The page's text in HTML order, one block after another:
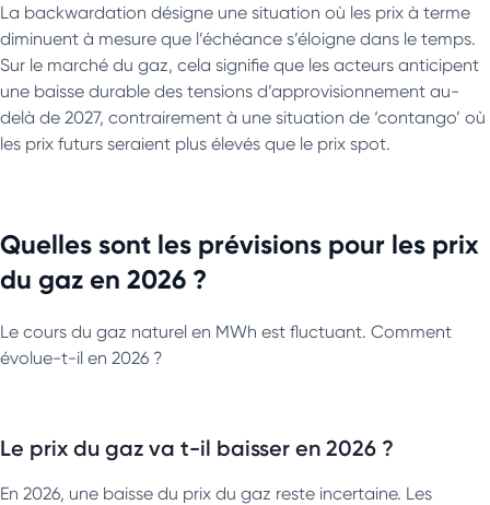
La backwardation désigne une situation où les prix à terme
diminuent à mesure que l’échéance s’éloigne dans le temps.
Sur le marché du gaz, cela signifie que les acteurs anticipent
une baisse durable des tensions d’approvisionnement au-
delà de 2027, contrairement à une situation de ‘contango’ où
les prix futurs seraient plus élevés que le prix spot.
Quelles sont les prévisions pour les prix
du gaz en 2026 ?
Le cours du gaz naturel en MWh est fluctuant. Comment
évolue-t-il en 2026 ?
Le prix du gaz va t-il baisser en 2026 ?
En 2026, une baisse du prix du gaz reste incertaine. Les